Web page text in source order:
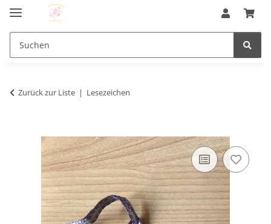
Zurück zur Liste Lesezeichen